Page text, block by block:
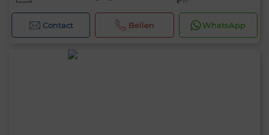
Contact Bellen WhatsApp